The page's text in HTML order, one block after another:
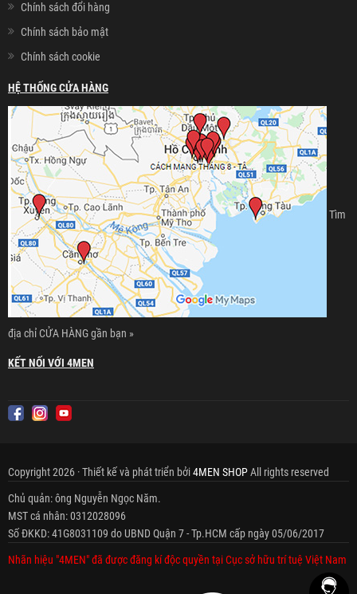
Chính sách đổi hàng
Chính sách bảo mật
Chính sách cookie
HỆ THỐNG CỬA HÀNG
Tìm
địa chỉ CỬA HÀNG gần bạn »
KẾT NỐI VỚI 4MEN
Copyright 2026 · Thiết kế và phát triển bởi4MEN SHOPAll rights reserved
Chủ quản: ông Nguyễn Ngọc Năm.
MST cá nhân: 0312028096
Số ĐKKD: 41G8031109 do UBND Quận 7 - Tp.HCM cấp ngày 05/06/2017
Nhãn hiệu "4MEN" đã được đăng kí độc quyền tại Cục sở hữu trí tuệ Việt Nam